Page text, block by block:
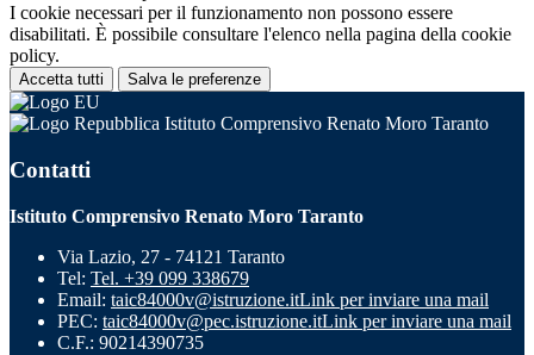
I cookie necessari per il funzionamento non possono essere
disabilitati. È possibile consultare l'elenco nella pagina della cookie
policy.
Accetta tutti Salva le preferenze
Istituto Comprensivo Renato Moro Taranto
Contatti
Istituto Comprensivo Renato Moro Taranto
Via Lazio, 27 - 74121 Taranto
Tel: Tel. +39 099 338679
Email: taic84000v@istruzione.itLink per inviare una mail
PEC: taic84000v@pec.istruzione.itLink per inviare una mail
C.F.: 90214390735